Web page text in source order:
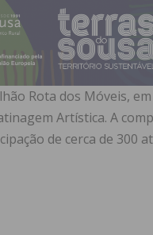
Rota dos Móveis,
Artística. A
de cerca de 300